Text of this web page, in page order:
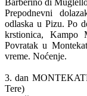
Barberino di
Prepodnevni
odlaska u Pizu. Po
krstionica, Kampo
Povratak u
vreme. Noćenje.
3. dan
Tere)